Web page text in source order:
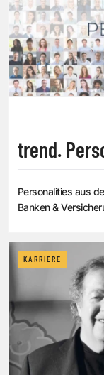
trend.
Personalities aus
Banken &
KARRIERE